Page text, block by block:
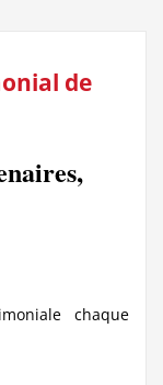
de
chaque